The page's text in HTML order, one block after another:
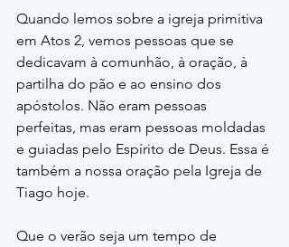
Quando lemos sobre a igreja primitiva
em Atos 2, vemos pessoas que se
dedicavam à comunhão, à oração, à
partilha do pão e ao ensino dos
apóstolos. Não eram pessoas
perfeitas, mas eram pessoas moldadas
e guiadas pelo Espírito de Deus. Essa é
também a nossa oração pela Igreja de
Tiago hoje.
Que o verão seja um tempo de